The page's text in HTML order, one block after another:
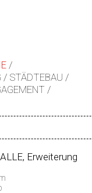
STÄDTEBAU
Erweiterung